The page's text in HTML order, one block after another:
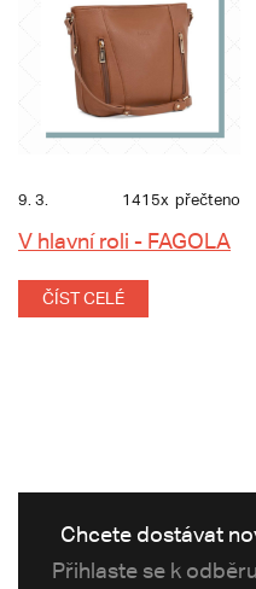
9. 3. 1415x přečteno
V hlavní roli - FAGOLA
ČÍST CELÉ
Chcete dostávat
Přihlaste se k